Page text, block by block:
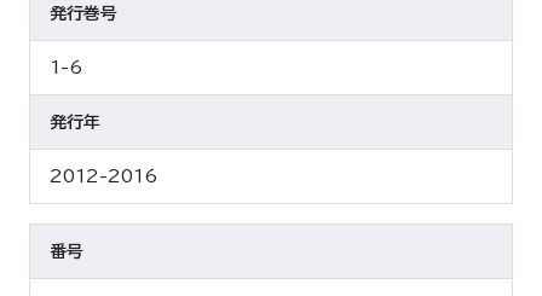
発行巻号
1-6
発行年
2012-2016
番号